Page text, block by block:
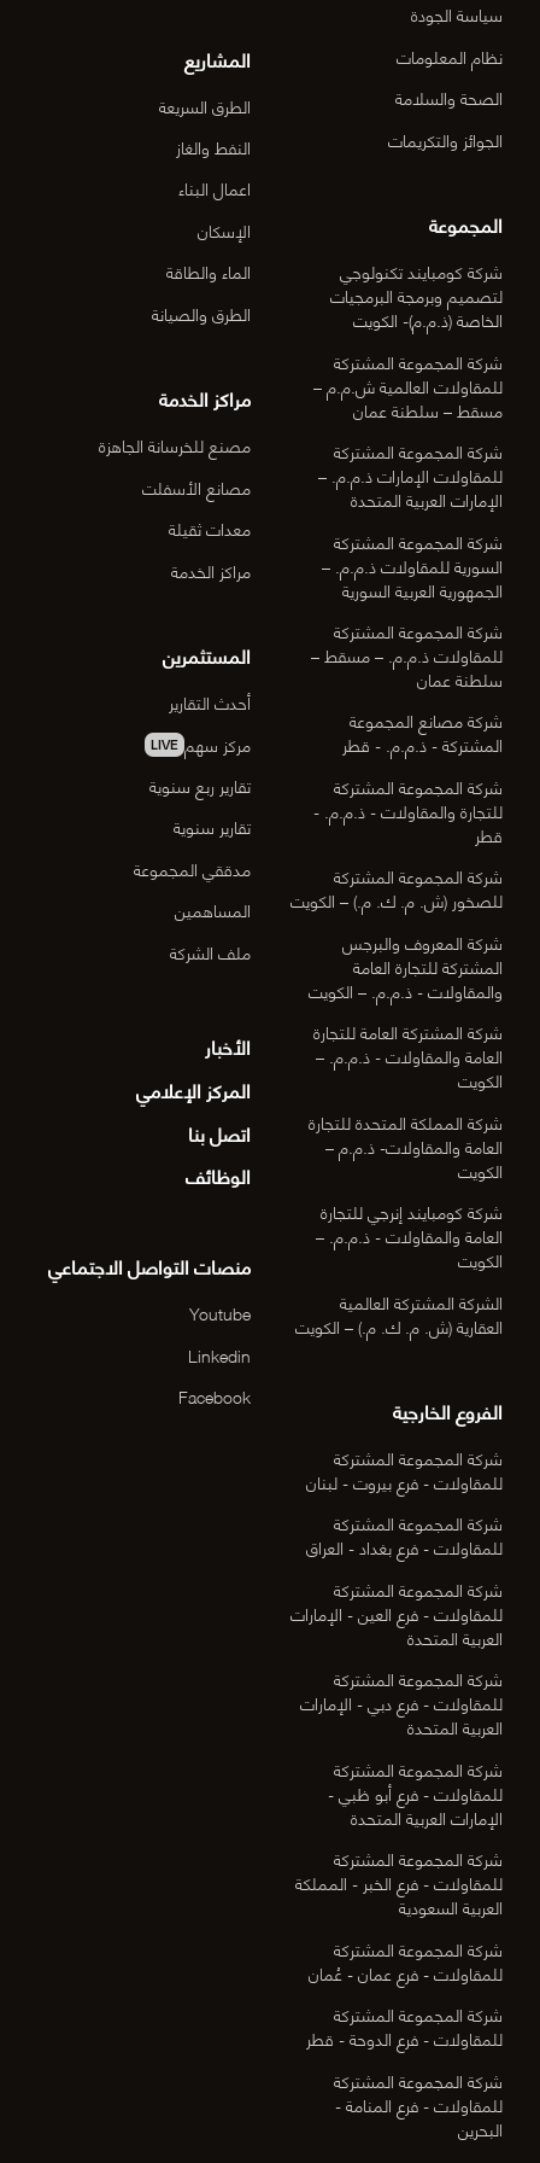
سياسة الجودة
نظام المعلومات
الصحة والسلامة
الجوائز والتكريمات
المجموعة
شركة كومبايند تكنولوجي
لتصميم وبرمجة البرمجيات
الخاصة (ذ.م.م)- الكويت
شركة المجموعة المشتركة
للمقاولات العالمية ش.م.م –
مسقط – سلطنة عمان
شركة المجموعة المشتركة
للمقاولات الإمارات ذ.م.م. –
الإمارات العربية المتحدة
شركة المجموعة المشتركة
السورية للمقاولات ذ.م.م. –
الجمهورية العربية السورية
شركة المجموعة المشتركة
للمقاولات ذ.م.م. – مسقط –
سلطنة عمان
شركة مصانع المجموعة
المشتركة - ذ.م.م. - قطر
شركة المجموعة المشتركة
للتجارة والمقاولات - ذ.م.م. -
قطر
شركة المجموعة المشتركة
للصخور (ش. م. ك. م.) – الكويت
شركة المعروف والبرجس
المشتركة للتجارة العامة
والمقاولات - ذ.م.م. – الكويت
شركة المشتركة العامة للتجارة
العامة والمقاولات - ذ.م.م. –
الكويت
شركة المملكة المتحدة للتجارة
العامة والمقاولات- ذ.م.م –
الكويت
شركة كومبايند إنرجي للتجارة
العامة والمقاولات - ذ.م.م. –
الكويت
الشركة المشتركة العالمية
العقارية (ش. م. ك. م.) – الكويت
الفروع الخارجية
شركة المجموعة المشتركة
للمقاولات - فرع بيروت - لبنان
شركة المجموعة المشتركة
للمقاولات - فرع بغداد - العراق
شركة المجموعة المشتركة
للمقاولات - فرع العين - الإمارات
العربية المتحدة
شركة المجموعة المشتركة
للمقاولات - فرع دبي - الإمارات
العربية المتحدة
شركة المجموعة المشتركة
للمقاولات - فرع أبو ظبي -
الإمارات العربية المتحدة
شركة المجموعة المشتركة
للمقاولات - فرع الخبر - المملكة
العربية السعودية
شركة المجموعة المشتركة
للمقاولات - فرع عمان - عُمان
شركة المجموعة المشتركة
للمقاولات - فرع الدوحة - قطر
شركة المجموعة المشتركة
للمقاولات - فرع المنامة -
البحرين
المشاريع
الطرق السريعة
النفط والغاز
اعمال البناء
الإسكان
الماء والطاقة
الطرق والصيانة
مراكز الخدمة
مصنع للخرسانة الجاهزة
مصانع الأسفلت
معدات ثقيلة
مراكز الخدمة
المستثمرين
أحدث التقارير
مركز سهم LIVE
تقارير ربع سنوية
تقارير سنوية
مدققي المجموعة
المساهمين
ملف الشركة
الأخبار
المركز الإعلامي
اتصل بنا
الوظائف
منصات التواصل الاجتماعي
Youtube
Linkedin
Facebook